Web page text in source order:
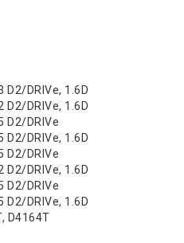
D2/DRIVe, 1.6D
D2/DRIVe, 1.6D
D2/DRIVe
D2/DRIVe, 1.6D
D2/DRIVe
D2/DRIVe, 1.6D
D2/DRIVe
D2/DRIVe, 1.6D
D4164T